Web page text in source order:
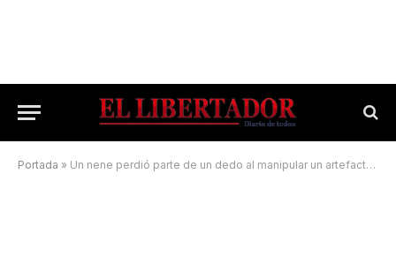
Portada » Un nene perdió parte de un dedo al manipular un artefacto explosivo